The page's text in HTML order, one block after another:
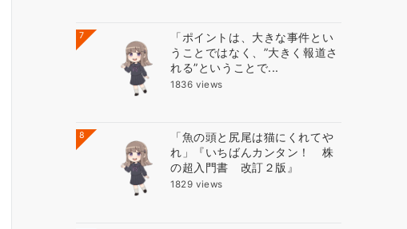
7
「ポイントは、大きな事件とい
うことではなく、”大きく報道さ
れる”ということで...
1836 views
8
「魚の頭と尻尾は猫にくれてや
れ」『いちばんカンタン！ 株
の超入門書 改訂２版』
1829 views